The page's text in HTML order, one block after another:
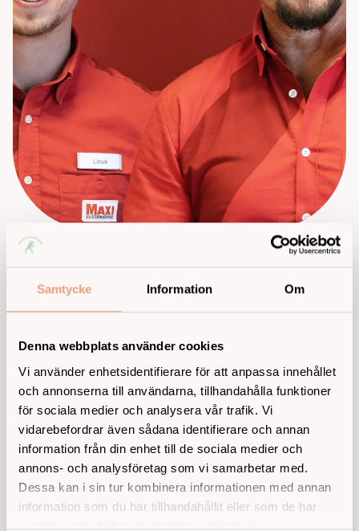
Samtycke Information Om
Denna webbplats använder cookies
Vi använder enhetsidentifierare för att anpassa innehållet
och annonserna till användarna, tillhandahålla funktioner
för sociala medier och analysera vår trafik. Vi
vidarebefordrar även sådana identifierare och annan
information från din enhet till de sociala medier och
annons- och analysföretag som vi samarbetar med.
Dessa kan i sin tur kombinera informationen med annan
information som du har tillhandahållit eller som de har
Patrick Wiberg, välkänd ICA-handlare och
drivande bakom ICA Maxi i Kalmar, har varit
följa samma väg.
– Jag upplever en närhet och tillgänglighet som är
hundraprocentig. Att den här kontakten nu går vidare
till nästa generation i vår familj säger allt. Jag vill rikta
ett stort tack till alla på Specialistläkarteamet, säger
Patrick Wiberg.
Sonen Linus Wiberg, delägare i butiken, instämmer.